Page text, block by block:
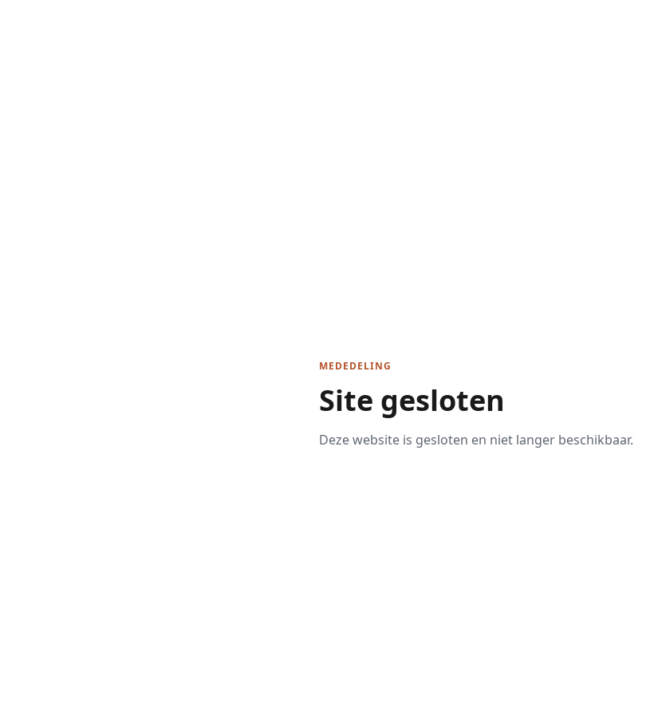
MEDEDELING
Site gesloten
Deze website is gesloten en niet langer beschikbaar.